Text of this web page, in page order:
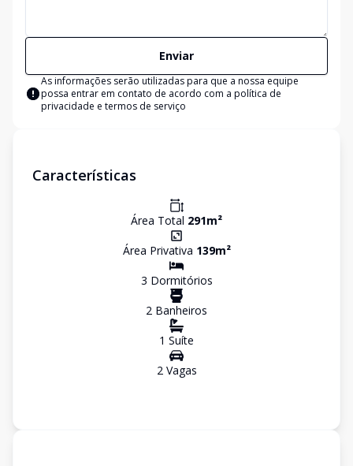
Enviar
As informações serão utilizadas para que a nossa equipe
possa entrar em contato de acordo com a política de
privacidade e termos de serviço
Características
Área Total 291m²
Área Privativa 139m²
3 Dormitórios
2 Banheiros
1 Suíte
2Vagas